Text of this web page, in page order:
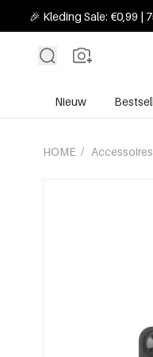
🎉 Kleding Sale: €0,99 |
Nieuw
HOME / Accessoires